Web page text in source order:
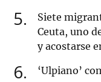
5
Siete
Ceuta, uno
y acostarse
6 ‘Ulpiano’